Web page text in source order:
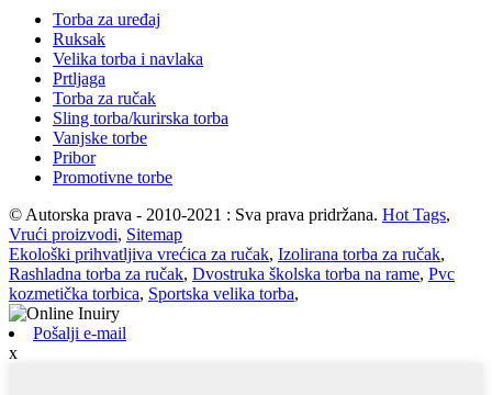
Torba za uređaj
Ruksak
Velika torba i navlaka
Prtljaga
Torba za ručak
Sling torba/kurirska torba
Vanjske torbe
Pribor
Promotivne torbe
© Autorska prava - 2010-2021 : Sva prava pridržana. Hot Tags,
Vrući proizvodi, Sitemap
Ekološki prihvatljiva vrećica za ručak, Izolirana torba za ručak,
Rashladna torba za ručak, Dvostruka školska torba na rame, Pvc
kozmetička torbica, Sportska velika torba,
Pošalji e-mail
x